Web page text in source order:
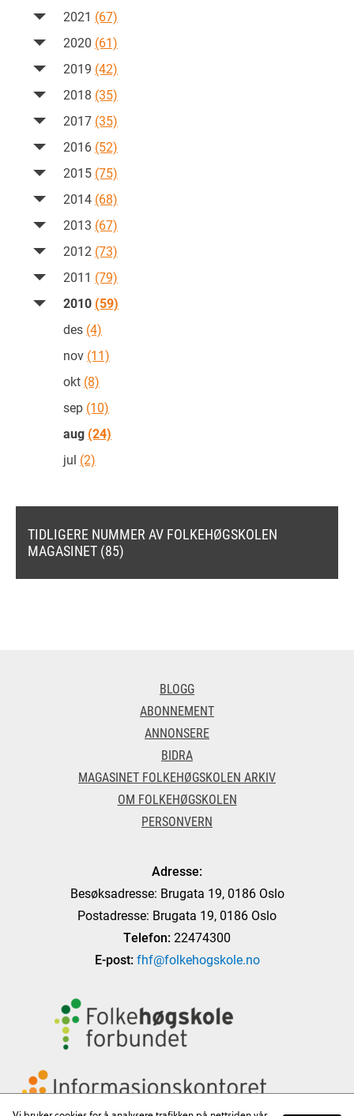
2021 (67)
2020 (61)
2019 (42)
2018 (35)
2017 (35)
2016 (52)
2015 (75)
2014 (68)
2013 (67)
2012 (73)
2011 (79)
2010 (59)
des (4)
nov (11)
okt (8)
sep (10)
aug (24)
jul (2)
TIDLIGERE NUMMER AV FOLKEHØGSKOLEN
MAGASINET (85)
BLOGG
ABONNEMENT
ANNONSERE
BIDRA
MAGASINET FOLKEHØGSKOLEN ARKIV
OM FOLKEHØGSKOLEN
PERSONVERN
Adresse:
Besøksadresse: Brugata 19, 0186 Oslo
Postadresse: Brugata 19, 0186 Oslo
Telefon: 22474300
E-post: fhf@folkehogskole.no